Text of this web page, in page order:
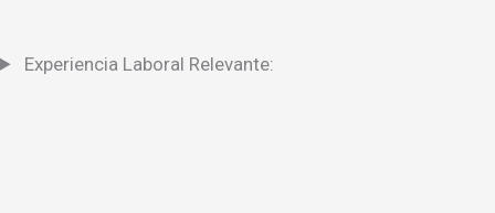
Experiencia Laboral Relevante: